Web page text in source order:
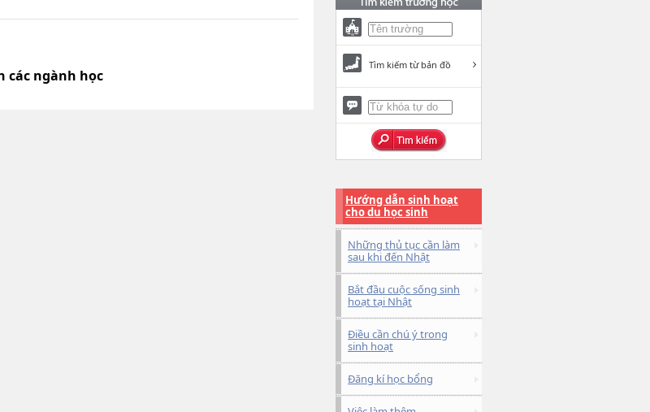
các ngành học
Tìm kiếm từ bản đồ
Hướng dẫn sinh hoạt
cho du học sinh
Những thủ tục cần làm
sau khi đến Nhật
Bắt đầu cuộc sống sinh
hoạt tại Nhật
Điều cần chú ý trong
sinh hoạt
Đăng kí học bổng